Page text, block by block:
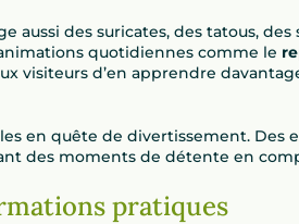
aussi des suricates, des tatous,
quotidiennes comme le
visiteurs d’en apprendre
en quête de divertissement. Des
des moments de détente en
pratiques